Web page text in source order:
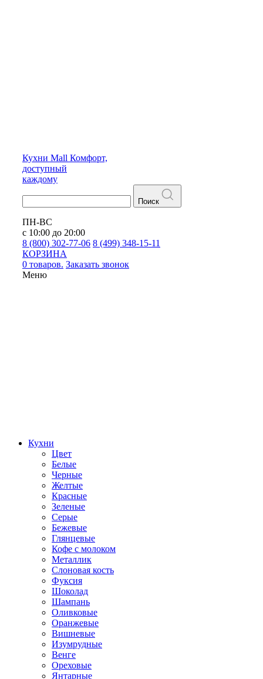
Кухни Mall Комфорт,
доступный
каждому
Поиск
ПН-ВС
с 10:00 до 20:00
8 (800) 302-77-06 8 (499) 348-15-11
КОРЗИНА
0 товаров. Заказать звонок
Меню
Кухни
Цвет
Белые
Черные
Желтые
Красные
Зеленые
Серые
Бежевые
Глянцевые
Кофе с молоком
Металлик
Слоновая кость
Фуксия
Шоколад
Шампань
Оливковые
Оранжевые
Вишневые
Изумрудные
Венге
Ореховые
Янтарные